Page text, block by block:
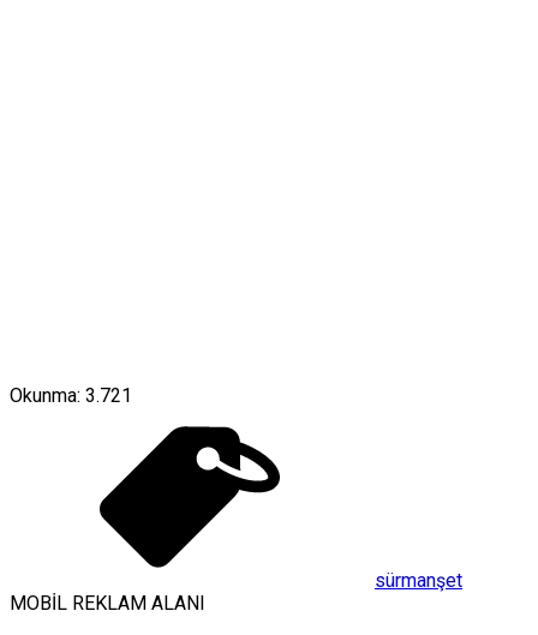
Okunma: 3.721
sürmanşet
MOBİL REKLAM ALANI